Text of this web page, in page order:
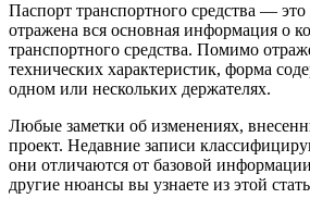
Паспорт транспортного средства —
отражена вся основная информация о
транспортного средства. Помимо
технических характеристик, форма
одном или нескольких держателях.
Любые заметки об изменениях,
проект. Недавние записи
они отличаются от базовой
другие нюансы вы узнаете из этой